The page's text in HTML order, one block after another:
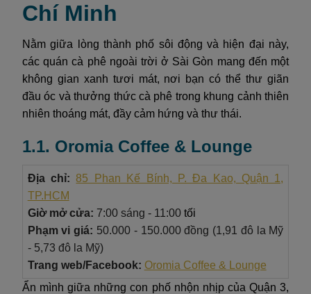
Chí Minh
Nằm giữa lòng thành phố sôi động và hiện đại này,
các quán cà phê ngoài trời ở Sài Gòn mang đến một
không gian xanh tươi mát, nơi bạn có thể thư giãn
đầu óc và thưởng thức cà phê trong khung cảnh thiên
nhiên thoáng mát, đầy cảm hứng và thư thái.
1.1. Oromia Coffee & Lounge
Địa chỉ:85 Phan Kế Bính, P. Đa Kao, Quận 1,
TP.HCM
Giờ mở cửa: 7:00 sáng - 11:00tối
Phạm vi giá: 50.000 - 150.000 đồng (1,91 đô la Mỹ
- 5,73 đô la Mỹ)
Trang web/Facebook: Oromia Coffee & Lounge
Ẩn mình giữa những con phố nhộn nhịp của Quận 3,